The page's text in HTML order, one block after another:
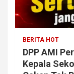
BERITA HOT
DPP AMI
Kepala